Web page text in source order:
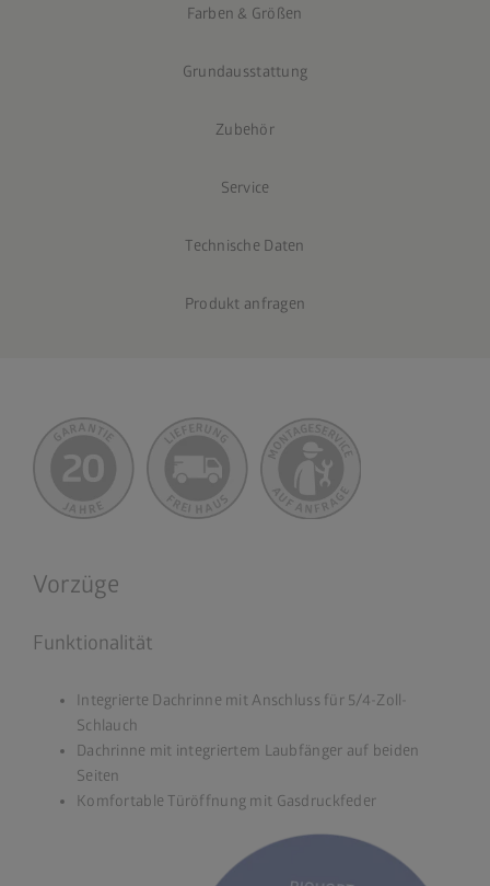
Farben & Größen
Grundausstattung
Zubehör
Service
Technische Daten
Produkt anfragen
Vorzüge
Funktionalität
Integrierte Dachrinne mit Anschluss für 5/4-Zoll-
Schlauch
Dachrinne mit integriertem Laubfänger auf beiden
Seiten
Komfortable Türöffnung mit Gasdruckfeder